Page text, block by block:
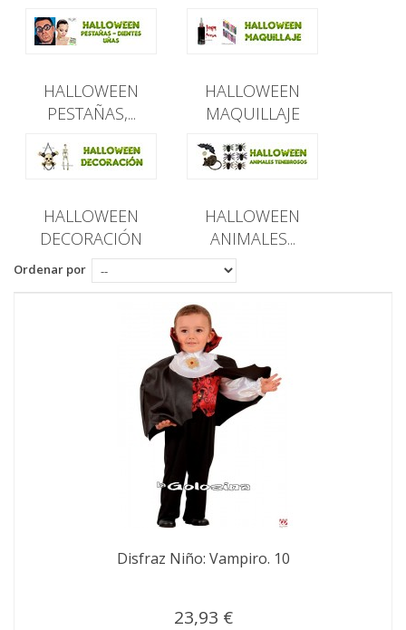
HALLOWEEN
PESTAÑAS,...
HALLOWEEN
MAQUILLAJE
HALLOWEEN
DECORACIÓN
HALLOWEEN
ANIMALES...
Ordenar por
Disfraz Niño: Vampiro. 10
23,93 €